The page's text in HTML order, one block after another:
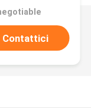
Contattici